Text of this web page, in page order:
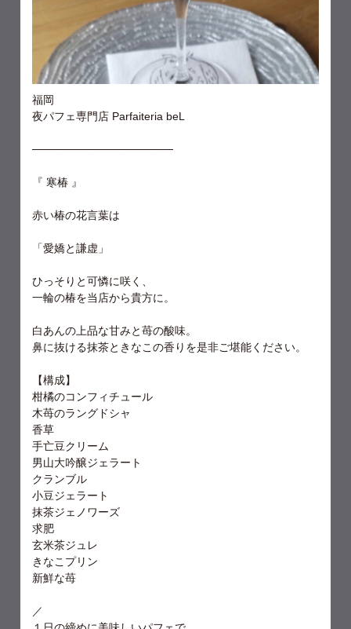
福岡
夜パフェ専門店 Parfaiteria beL
──────────────────
『 寒椿 』
赤い椿の花言葉は
「愛嬌と謙虚」
ひっそりと可憐に咲く、
一輪の椿を当店から貴方に。
白あんの上品な甘みと苺の酸味。
鼻に抜ける抹茶ときなこの香りを是非ご堪能ください。
【構成】
柑橘のコンフィチュール
木苺のラングドシャ
香草
手亡豆クリーム
男山大吟醸ジェラート
クランブル
小豆ジェラート
抹茶ジェノワーズ
求肥
玄米茶ジュレ
きなこプリン
新鮮な苺
／